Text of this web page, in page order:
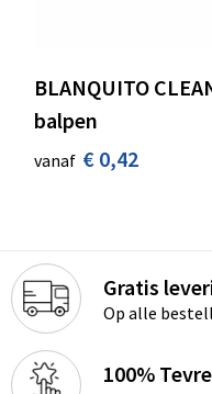
BLANQUITO
balpen
vanaf € 0,42
Gratis
Op alle
100%